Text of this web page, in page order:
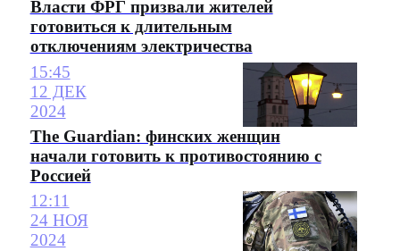
Власти ФРГ призвали жителей
готовиться к длительным
отключениям электричества
15:45
12 ДЕК
2024
The Guardian: финских женщин
начали готовить к противостоянию с
Россией
12:11
24 НОЯ
2024